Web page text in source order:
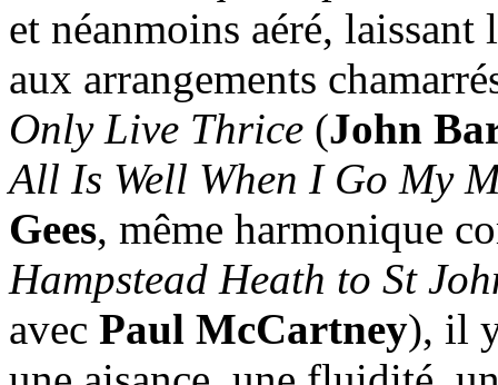
et néanmoins aéré,
aux arrangements
Only Live Thrice (John
All Is Well When I Go My
Gees, même harmonique
Hampstead Heath to St
avec Paul McCartney), il